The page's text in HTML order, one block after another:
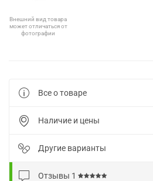
Внешний вид товара
может отличаться от
фотографии
Все о товаре
Наличие и цены
Другие варианты
Отзывы 1